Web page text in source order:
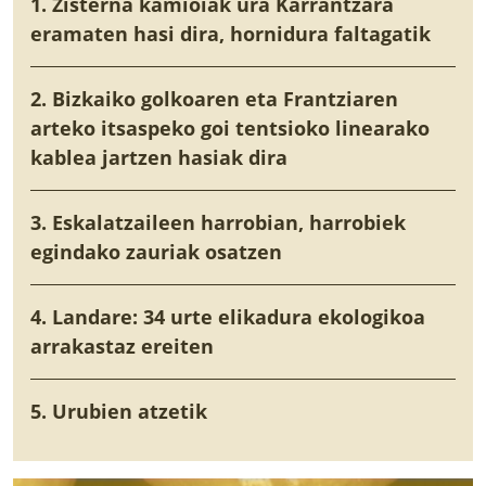
eramaten hasi dira, hornidura faltagatik
2. Bizkaiko golkoaren eta Frantziaren
arteko itsaspeko goi tentsioko linearako
kablea jartzen hasiak dira
3. Eskalatzaileen harrobian, harrobiek
egindako zauriak osatzen
4. Landare: 34 urte elikadura ekologikoa
arrakastaz ereiten
5. Urubien atzetik